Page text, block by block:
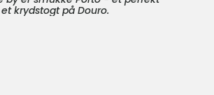
krydstogt på Douro.